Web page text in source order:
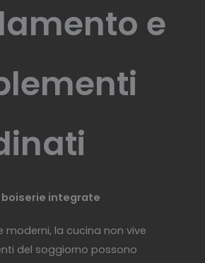
e
boiserie integrate
moderni, la cucina non vive
del soggiorno possono